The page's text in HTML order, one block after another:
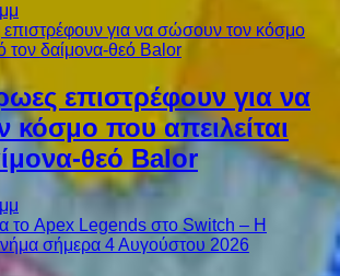
επιστρέφουν για να
που απειλείται
θεό Balor